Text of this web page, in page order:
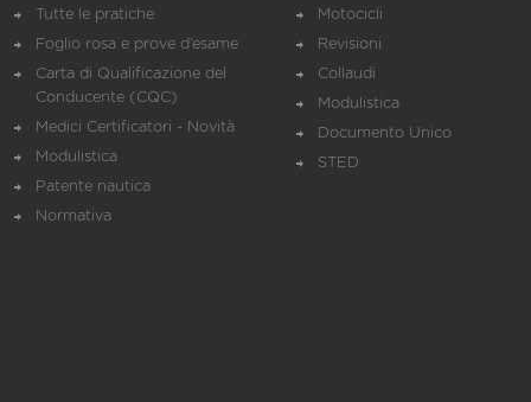
Tutte le pratiche
Foglio rosa e prove d’esame
Carta di Qualificazione del
Conducente (CQC)
Medici Certificatori - Novità
Modulistica
Patente nautica
Normativa
Motocicli
Revisioni
Collaudi
Modulistica
Documento Unico
STED